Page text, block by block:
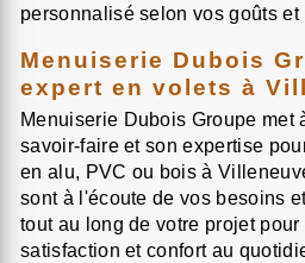
personnalisé selon vos goûts et
Menuiserie Dubois
expert en volets à
Menuiserie Dubois Groupe met
savoir-faire et son expertise
en alu, PVC ou bois à
sont à l'écoute de vos besoins
tout au long de votre projet
satisfaction et confort au